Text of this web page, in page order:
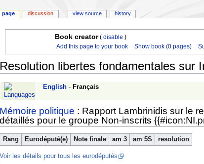
Book creator(disable )
Add this page to your book
Show book (0 pages)
Resolution libertes fondamentales sur
Jump
Jump
English- Français
Mémoire politique : Rapport Lambrinidis sur le
détaillés pour le groupe Non-inscrits
Rang Eurodéputé(e) Note finale am 3 am 5S resolution
Voir les détails pour tous les eurodéputés
page discussion view source history